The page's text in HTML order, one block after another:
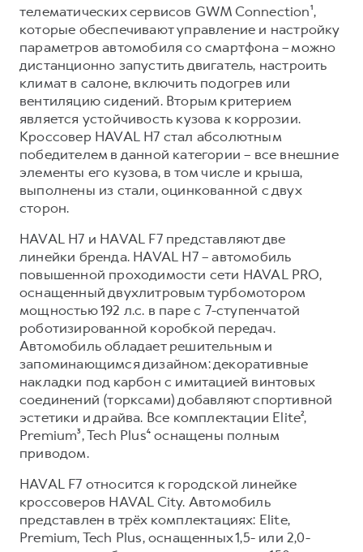
телематических сервисов GWM Connection¹,
которые обеспечивают управление и настройку
параметров автомобиля со смартфона – можно
дистанционно запустить двигатель, настроить
климат в салоне, включить подогрев или
вентиляцию сидений. Вторым критерием
является устойчивость кузова к коррозии.
Кроссовер HAVAL H7 стал абсолютным
победителем в данной категории – все внешние
элементы его кузова, в том числе и крыша,
выполнены из стали, оцинкованной с двух
сторон.
HAVAL H7 и HAVAL F7 представляют две
линейки бренда. HAVAL H7 – автомобиль
повышенной проходимости сети HAVAL PRO,
оснащенный двухлитровым турбомотором
мощностью 192 л.с. в паре с 7-ступенчатой
роботизированной коробкой передач.
Автомобиль обладает решительным и
запоминающимся дизайном: декоративные
накладки под карбон с имитацией винтовых
соединений (торксами) добавляют спортивной
эстетики и драйва. Все комплектации Elite²,
Premium³, Tech Plus⁴ оснащены полным
приводом.
HAVAL F7 относится к городской линейке
кроссоверов HAVAL City. Автомобиль
представлен в трёх комплектациях: Elite,
Premium, Tech Plus, оснащенных 1,5- или 2,0-